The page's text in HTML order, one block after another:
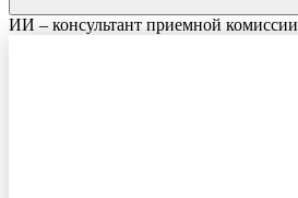
ИИ – консультант приемной комиссии